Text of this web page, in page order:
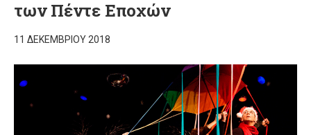
των Πέντε Εποχών
11 ΔΕΚΕΜΒΡΊΟΥ 2018